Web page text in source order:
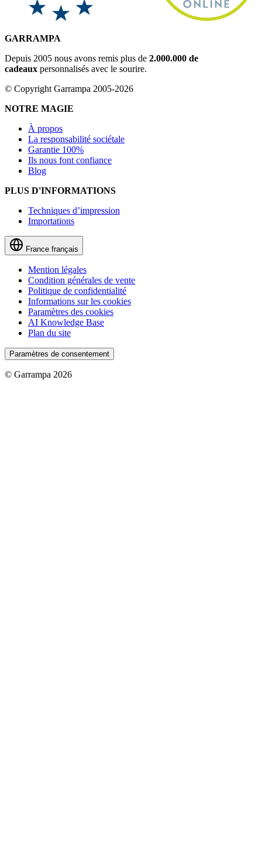
GARRAMPA
Depuis 2005 nous avons remis plus de 2.000.000 de
cadeaux personnalisés avec le sourire.
© Copyright Garrampa 2005-2026
NOTRE MAGIE
À propos
La responsabilité sociétale
Garantie 100%
Ils nous font confiance
Blog
PLUS D'INFORMATIONS
Techniques d’impression
Importations
France français
Mention légales
Condition générales de vente
Politique de confidentialité
Informations sur les cookies
Paramètres des cookies
AI Knowledge Base
Plan du site
Paramètres de consentement
© Garrampa 2026